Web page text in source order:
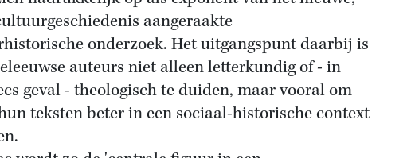
aangeraakte
onderzoek. Het uitgangspunt daarbij is
auteurs niet alleen letterkundig of - in
geval - theologisch te duiden, maar vooral om
teksten beter in een sociaal-historische context